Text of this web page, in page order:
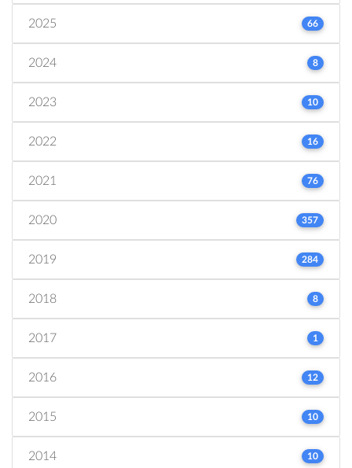
2025 66
2024 8
2023 10
2022 16
2021 76
2020 357
2019 284
2018 8
2017 1
2016 12
2015 10
2014 10